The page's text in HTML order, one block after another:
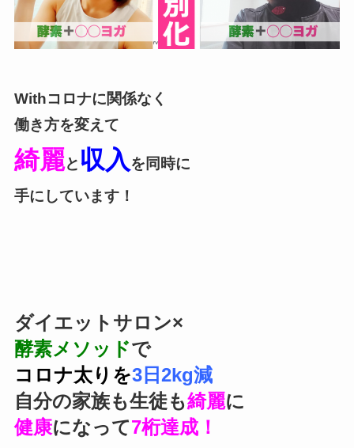
Withコロナに関係なく
働き方を変えて
綺麗と 収入 を同時に
手にしています！
ダイエットサロン×
酵素メソッドで
コロナ太りを3日2kg減
自分の家族も生徒も綺麗に
健康になって7桁達成！